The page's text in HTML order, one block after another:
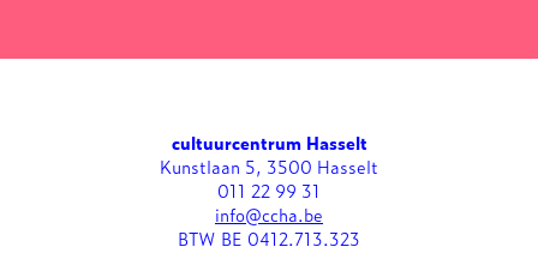
cultuurcentrum Hasselt
Kunstlaan 5, 3500 Hasselt
011 22 99 31
info@ccha.be
BTW BE 0412.713.323